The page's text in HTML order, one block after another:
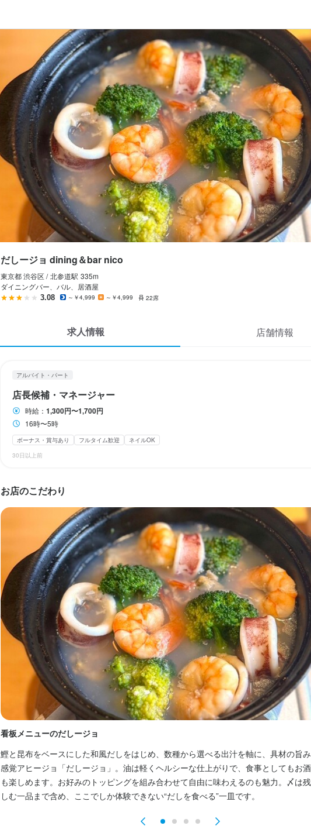
だしージョ dining＆bar nico
東京都 渋谷区 / 北参道駅 335m
ダイニングバー、バル、居酒屋
3.08 ～￥4,999 ～￥4,999 22席
求人情報 店舗情報
アルバイト・パート
店長候補・マネージャー
時給： 1,300円〜1,700円
16時〜5時
ボーナス・賞与あり フルタイム歓迎
ネイルOK
30日以上前
お店のこだわり
看板メニューのだしージョ
鰹と昆布をベースにした和風だしをはじめ、数種から選べる出汁を軸に、具材の旨
感覚アヒージョ「だしージョ」。油は軽くヘルシーな仕上がりで、食事としてもお
も楽しめます。お好みのトッピングを組み合わせて自由に味わえるのも魅力。〆は
しむ一品まで含め、ここでしか体験できない“だしを食べる”一皿です。
アルバイト・パート だしージョ dining＆bar nico
店長候補・マネージャー
店長候補・マネージャー
時給1,300円〜1,700円
ボーナス・賞与あり 昇給あり 交通費支給 給与手渡しOK 日払いOK
給与補足
交通費1日500円まで
勤務時間
ダブルワーク・副業OK フルタイム歓迎
休日・休暇
2週間ごとのシフト制
待遇
昇給制度あり
歩合あ。
まかない・食事補助あり
履歴書不要 学歴不問
仕事内容
接客
調理、調理補助
身に付くスキル
包丁さばき 盛り付け技術 店舗運営 メニュー開発
店名
勤務地
東京都渋谷区千駄ヶ谷4-29-12 北参道ダイヤモンドパレス 1F
連絡先